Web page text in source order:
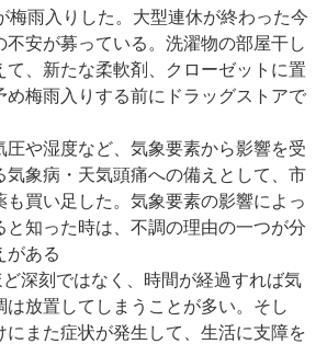
雨入りした。大型連休が終わった今
不安が募っている。洗濯物の部屋干し
て、新たな柔軟剤、クローゼットに置
め梅雨入りする前にドラッグストアで
や湿度など、気象要素から影響を受
気象病・天気頭痛への備えとして、市
も買い足した。気象要素の影響によっ
と知った時は、不調の理由の一つが分
がある
深刻ではなく、時間が経過すれば気
は放置してしまうことが多い。そし
にまた症状が発生して、生活に支障を